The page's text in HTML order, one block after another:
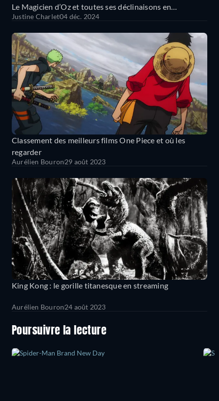
Le Magicien d’Oz et toutes ses déclinaisons en
streaming !
Justine Charlet04 déc. 2024
Classement des meilleurs films One Piece et où les
regarder
Aurélien Bouron29 août 2023
King Kong : le gorille titanesque en streaming
Aurélien Bouron24 août 2023
Poursuivre la lecture